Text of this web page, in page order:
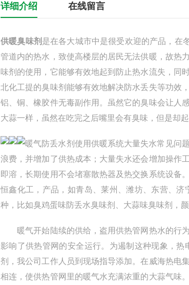
详细介绍 在线留言
供暖臭味剂 是在各大城市中是很受欢迎的产品，在
管道内的热水，致使高楼层的居民无法供暖，故热
味剂的使用，它能够有效地起到防止热水流失，同
北化工提的臭味剂能够有效地解决防水丢失等功效
铝、铜、橡胶件无毒副作用。虽然它的臭味会让人
大蒜一样，虽然在吃完之后嘴里会有臭味，但是却
暖气防丢水剂使用供暖系统大量失水常见问
浪费，并增加了供热成本；大量失水还会增加操作
即溶，长期使用不会堵塞散热器及热交换系统设
恒鑫化工，产品，如青岛、莱州、潍坊、东营、
种，比如臭鸡蛋味防丢水臭味剂、大蒜味臭味剂，
暖气开始陆续的供给，盗用供热管网热水的行为
影响了供热管网的安全运行。为遏制这种现象，
剂，我公司工作人员到现场指导添加。在威海热电
相连，使供热管网里的暖气水充满浓重的大蒜气味